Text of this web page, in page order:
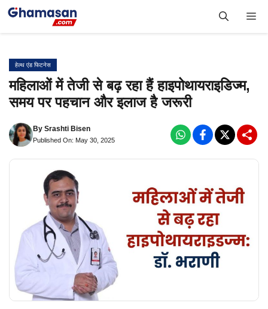
Skip
हेल्थ एंड फिटनेस
महिलाओं में तेजी से बढ़ रहा हैं हाइपोथायराइडिज्म,
समय पर पहचान और इलाज है जरूरी
By Srashti Bisen
Published On: May 30, 2025